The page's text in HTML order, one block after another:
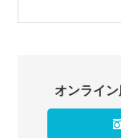
オンライ